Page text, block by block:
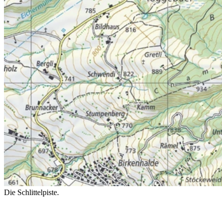
Die Schlittelpiste.